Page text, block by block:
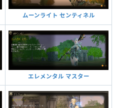
ムーンライト センティネル
エレメンタル マスター